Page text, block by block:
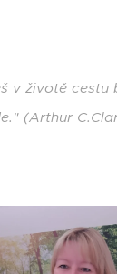
v životě cestu
(Arthur